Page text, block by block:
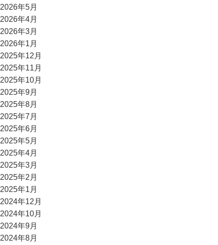
2026年5月
2026年4月
2026年3月
2026年1月
2025年12月
2025年11月
2025年10月
2025年9月
2025年8月
2025年7月
2025年6月
2025年5月
2025年4月
2025年3月
2025年2月
2025年1月
2024年12月
2024年10月
2024年9月
2024年8月